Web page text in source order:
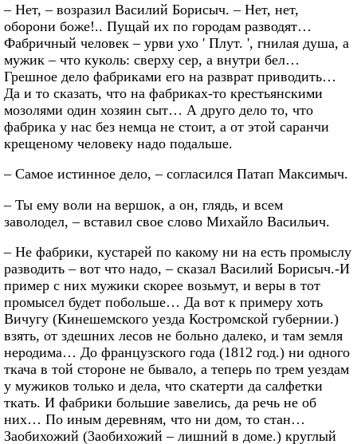
– Нет, – возразил Василий Борисыч. – Нет, нет,
оборони боже!.. Пущай их по городам разводят…
Фабричный человек – урви ухо ' Плут. ', гнилая душа, а
мужик – что куколь: сверху сер, а внутри бел…
Грешное дело фабриками его на разврат приводить…
Да и то сказать, что на фабриках-то крестьянскими
мозолями один хозяин сыт… А друго дело то, что
фабрика у нас без немца не стоит, а от этой саранчи
крещеному человеку надо подальше.
– Самое истинное дело, – согласился Патап Максимыч.
– Ты ему воли на вершок, а он, глядь, и всем
заволодел, – вставил свое слово Михайло Васильич.
– Не фабрики, кустарей по какому ни на есть промыслу
разводить – вот что надо, – сказал Василий Борисыч.-И
пример с них мужики скорее возьмут, и веры в тот
промысел будет побольше… Да вот к примеру хоть
Вичугу (Кинешемского уезда Костромской губернии.)
взять, от здешних лесов не больно далеко, и там земля
неродима… До французского года (1812 год.) ни одного
ткача в той стороне не бывало, а теперь по трем уездам
у мужиков только и дела, что скатерти да салфетки
ткать. И фабрики большие завелись, да речь не об
них… По иным деревням, что ни дом, то стан…
Заобихожий (3аобихожий – лишний в доме.) круглый